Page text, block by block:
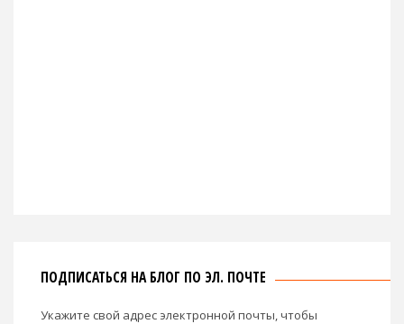
ПОДПИСАТЬСЯ НА БЛОГ ПО ЭЛ. ПОЧТЕ
Укажите свой адрес электронной почты, чтобы